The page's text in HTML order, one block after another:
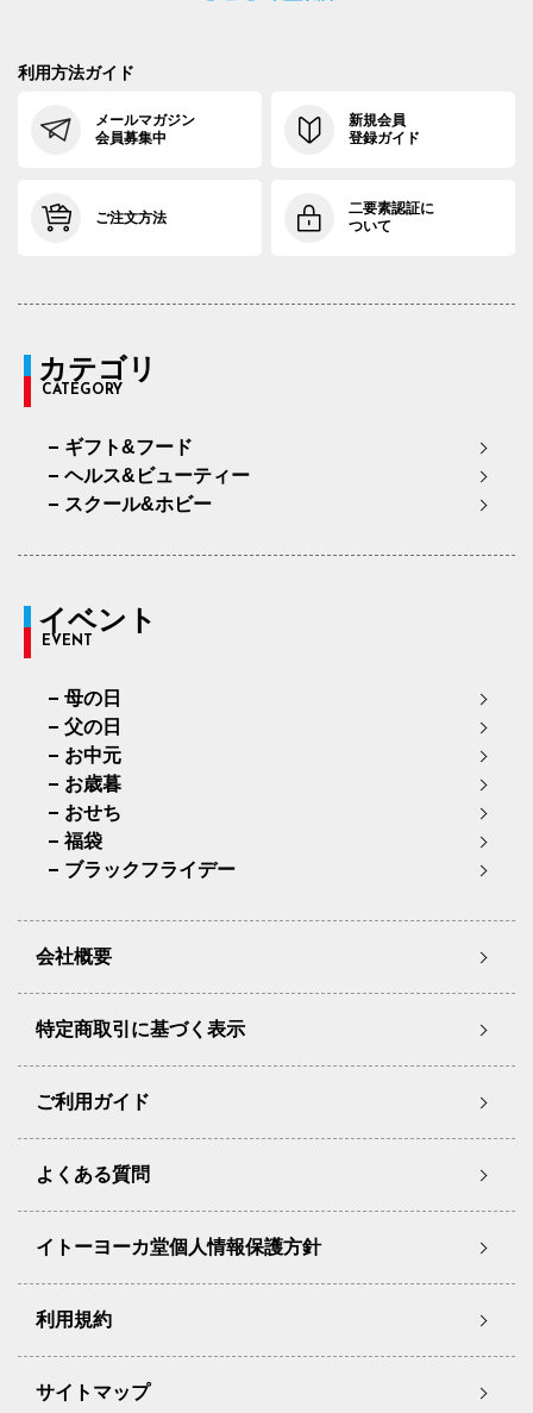
利用方法ガイド
メールマガジン
会員募集中
新規会員
登録ガイド
ご注文方法
二要素認証に
ついて
カテゴリ
CATEGORY
ギフト&フード
ヘルス&ビューティー
スクール&ホビー
イベント
EVENT
母の日
父の日
お中元
お歳暮
おせち
福袋
ブラックフライデー
会社概要
特定商取引に基づく表示
ご利用ガイド
よくある質問
イトーヨーカ堂個人情報保護方針
利用規約
サイトマップ